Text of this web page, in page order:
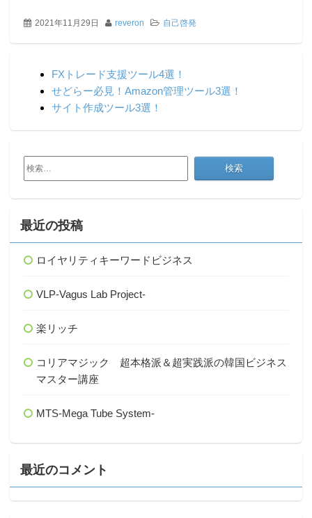
2021年11月29日 reveron 自己啓発
FXトレード支援ツール4選！
せどらー必見！Amazon管理ツール3選！
サイト作成ツール3選！
検
索:
最近の投稿
ロイヤリティキーワードビジネス
VLP-Vagus Lab Project-
楽リッチ
コリアマジック 超本格派＆超実践派の韓国ビジネス
マスター講座
MTS-Mega Tube System-
最近のコメント